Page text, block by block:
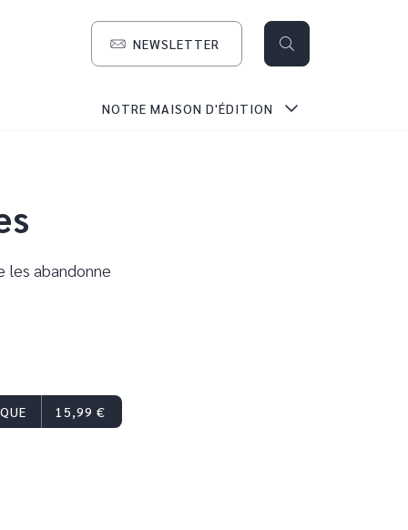
NEWSLETTER
NOTRE MAISON D'ÉDITION
les abandonne
15,99 €